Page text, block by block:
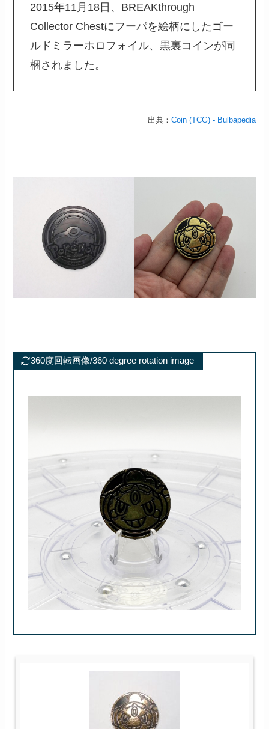
2015年11月18日、BREAKthrough
Collector Chestにフーパを絵柄にしたゴー
ルドミラーホロフォイル、黒裏コインが同
梱されました。
出典： Coin (TCG) - Bulbapedia
360度回転画像/360 degree rotation image